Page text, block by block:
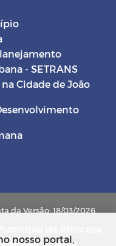
- SETRANS
Cidade de João
da Versão: 18/03/2026
nosso portal,